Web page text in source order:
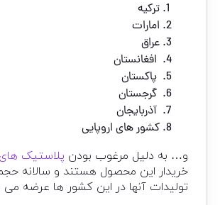
ترکیه
امارات
عراق
افغانستان
پاکستان
گرجستان
آذربایجان
کشور های اروپایی
و… به دلیل مرغوب بودن پلاستیک های
خریدار این محصول هستند و سالانه
تولیدات آنها در این کشور ها عرضه